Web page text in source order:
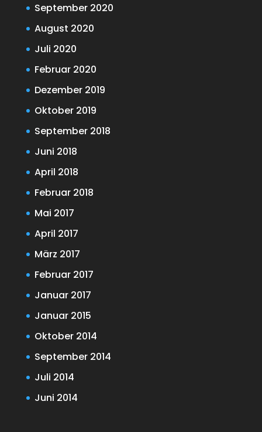
September 2020
August 2020
Juli 2020
Februar 2020
Dezember 2019
Oktober 2019
September 2018
Juni 2018
April 2018
Februar 2018
Mai 2017
April 2017
März 2017
Februar 2017
Januar 2017
Januar 2015
Oktober 2014
September 2014
Juli 2014
Juni 2014